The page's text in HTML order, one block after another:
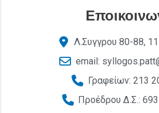
Λ.Συγγρου 80-88,
email:
Γραφείων: 213
Προέδρου Δ.Σ.: